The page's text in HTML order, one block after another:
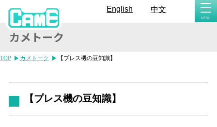
中文
English
TOP カメトーク 【プレス機の豆知識】
【プレス機の豆知識】